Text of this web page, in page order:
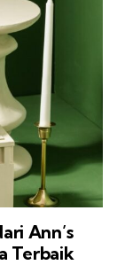
Ann’s
Terbaik